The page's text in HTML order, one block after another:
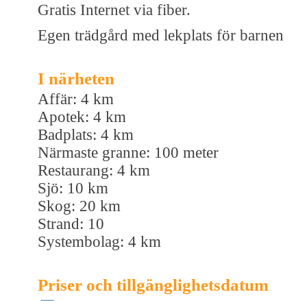
Gratis Internet via fiber.
Egen trädgård med lekplats för barnen
I närheten
Affär: 4 km
Apotek: 4 km
Badplats: 4 km
Närmaste granne: 100 meter
Restaurang: 4 km
Sjö: 10 km
Skog: 20 km
Strand: 10
Systembolag: 4 km
Priser och tillgänglighetsdatum